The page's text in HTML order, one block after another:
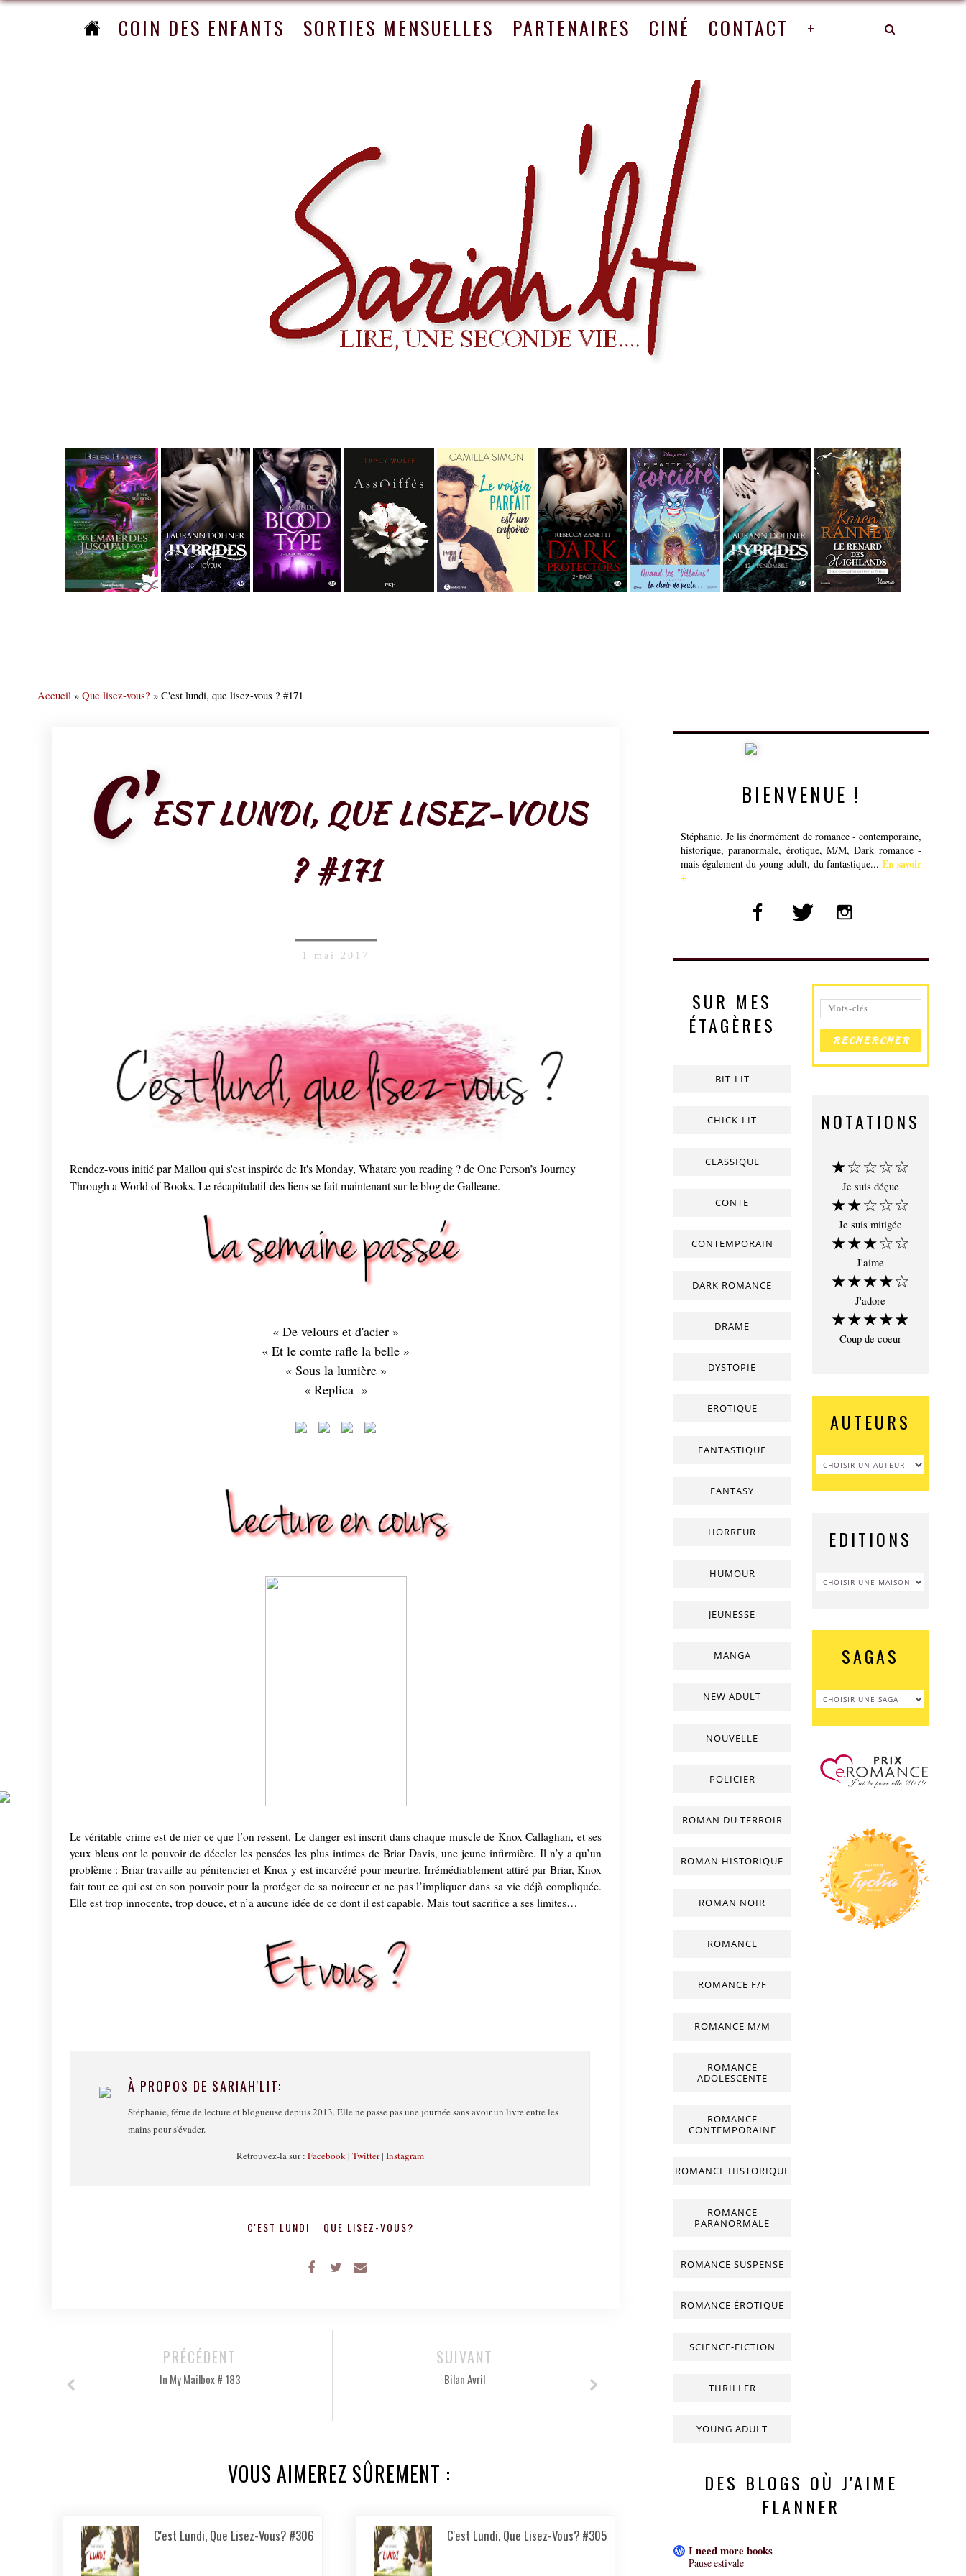
COIN DES ENFANTS SORTIES MENSUELLES PARTENAIRES CINÉ CONTACT +
Accueil » Que lisez-vous? » C'est lundi, que lisez-vous ? #171
C' EST LUNDI, QUE LISEZ-VOUS
? #171
1 mai 2017
Rendez-vous initié par Mallou qui s'est inspirée de It's Monday, Whatare you reading ? de One Person’s Journey
Through a World of Books. Le récapitulatif des liens se fait maintenant sur le blog de Galleane.
« De velours et d'acier »
« Et le comte rafle la belle »
« Sous la lumière »
« Replica »
Le véritable crime est de nier ce que l’on ressent. Le danger est inscrit dans chaque muscle de Knox Callaghan, et ses
yeux bleus ont le pouvoir de déceler les pensées les plus intimes de Briar Davis, une jeune infirmière. Il n’y a qu’un
problème : Briar travaille au pénitencier et Knox y est incarcéré pour meurtre. Irrémédiablement attiré par Briar, Knox
fait tout ce qui est en son pouvoir pour la protéger de sa noirceur et ne pas l’impliquer dans sa vie déjà compliquée.
Elle est trop innocente, trop douce, et n’a aucune idée de ce dont il est capable. Mais tout sacrifice a ses limites…
À PROPOS DE SARIAH'LIT:
Stéphanie, férue de lecture et blogueuse depuis 2013. Elle ne passe pas une journée sans avoir un livre entre les
mains pour s'évader.
Retrouvez-la sur : Facebook | Twitter| Instagram
C'EST LUNDI QUE LISEZ-VOUS?
SUIVANT
Bilan Avril
PRÉCÉDENT
In My Mailbox # 183
VOUS AIMEREZ SÛREMENT :
C'est Lundi, Que Lisez-Vous? #306 C'est Lundi, Que Lisez-Vous? #305
BIENVENUE !
Stéphanie. Je lis énormément de romance - contemporaine,
historique, paranormale, érotique, M/M, Dark romance -
mais également du young-adult, du fantastique... En savoir
+
SUR MES
ÉTAGÈRES
BIT-LIT
CHICK-LIT
CLASSIQUE
CONTE
CONTEMPORAIN
DARK ROMANCE
DRAME
DYSTOPIE
EROTIQUE
FANTASTIQUE
FANTASY
HORREUR
HUMOUR
JEUNESSE
MANGA
NEW ADULT
NOUVELLE
POLICIER
ROMAN DU TERROIR
ROMAN HISTORIQUE
ROMAN NOIR
ROMANCE
ROMANCE F/F
ROMANCE M/M
ROMANCE
ADOLESCENTE
ROMANCE
CONTEMPORAINE
ROMANCE HISTORIQUE
ROMANCE
PARANORMALE
ROMANCE SUSPENSE
ROMANCE ÉROTIQUE
SCIENCE-FICTION
THRILLER
YOUNG ADULT
NOTATIONS
★☆☆☆☆
Je suis déçue
★★☆☆☆
Je suis mitigée
★★★☆☆
J'aime
★★★★☆
J'adore
★★★★★
Coup de coeur
AUTEURS
EDITIONS
SAGAS
DES BLOGS OÙ J'AIME
FLANNER
I need more books
Pause estivale